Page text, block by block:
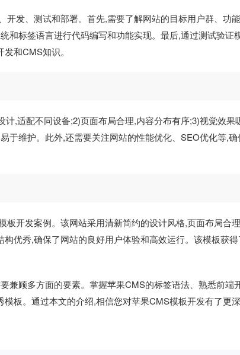
发、测试和部署。首先,需要了解网站的目标用户群、功
和标签语言进行代码编写和功能实现。最后,通过测试验证
和CMS知识。
,适配不同设备;2)页面布局合理,内容分布有序;3)视觉效果
于维护。此外,还需要关注网站的性能优化、SEO优化等,
开发案例。该网站采用清新简约的设计风格,页面布局合
优秀,确保了网站的良好用户体验和高效运行。该模板获
兼顾多方面的要素。掌握苹果CMS的标签语法、熟悉前端
板。通过本文的介绍,相信您对苹果CMS模板开发有了更